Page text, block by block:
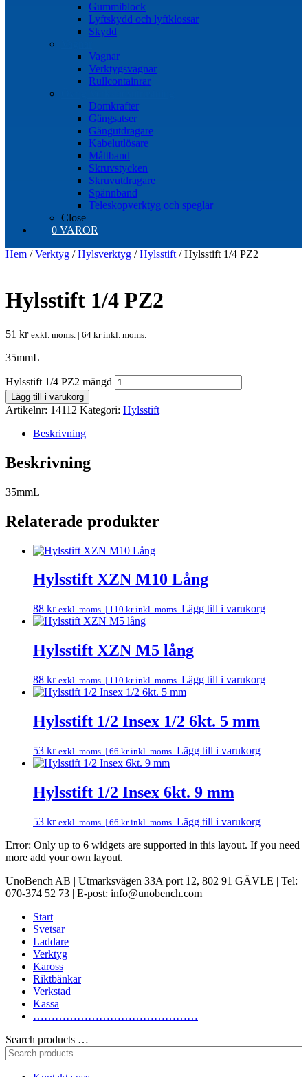
Gummiblock
Lyftskydd och lyftklossar
Skydd
Vagnar
Verktygsvagnar
Rullcontainrar
Domkrafter
Gängsatser
Gängutdragare
Kabelutlösare
Måttband
Skruvstycken
Skruvutdragare
Spännband
Teleskopverktyg och speglar
Close
0 VAROR
Hem /Verktyg /Hylsverktyg /Hylsstift / Hylsstift 1/4 PZ2
Hylsstift 1/4 PZ2
51 kr exkl. moms. | 64 krinkl. moms.
35mmL
Hylsstift 1/4 PZ2 mängd
Lägg till i varukorg
Artikelnr: 14112 Kategori: Hylsstift
Beskrivning
Beskrivning
35mmL
Relaterade produkter
Hylsstift XZN M10 Lång
88 kr exkl. moms. | 110 krinkl. moms. Lägg till i varukorg
Hylsstift XZN M5 lång
88 kr exkl. moms. | 110 krinkl. moms. Lägg till i varukorg
Hylsstift 1/2 Insex 1/2 6kt. 5 mm
53 kr exkl. moms. | 66 krinkl. moms. Lägg till i varukorg
Hylsstift 1/2 Insex 6kt. 9 mm
53 kr exkl. moms. | 66 krinkl. moms. Lägg till i varukorg
Error: Only up to 6 widgets are supported in this layout. If you need
more add your own layout.
UnoBench AB | Utmarksvägen 33A port 12, 802 91 GÄVLE | Tel:
070-374 52 73 | E-post: info@unobench.com
Start
Svetsar
Laddare
Verktyg
Kaross
Riktbänkar
Verkstad
Kassa
………………………………………
Search products …